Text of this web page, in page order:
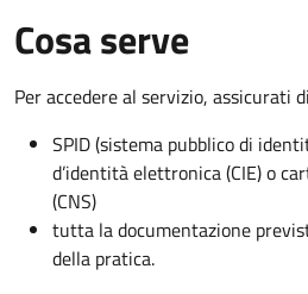
Cosa serve
Per accedere al servizio, assicurati
SPID (sistema pubblico di
d’identità elettronica (CIE) o
(CNS)
tutta la documentazione
della pratica.